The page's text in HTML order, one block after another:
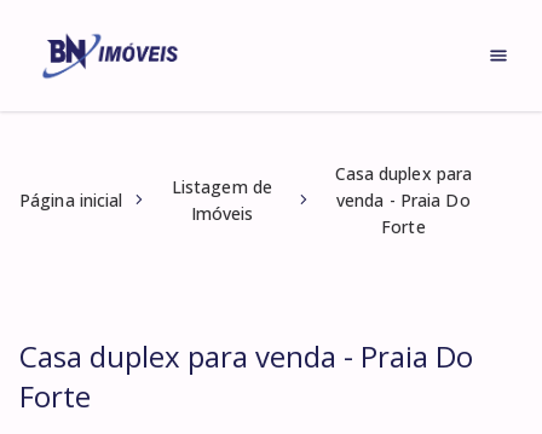
Página inicial
Listagem de
Imóveis
Casa duplex para
venda - Praia Do
Forte
Casa duplex para venda - Praia Do
Forte